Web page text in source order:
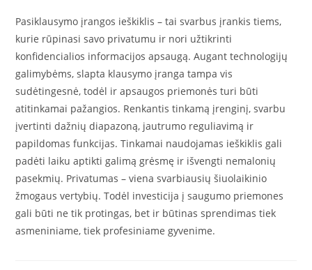
Pasiklausymo įrangos ieškiklis – tai svarbus įrankis tiems,
kurie rūpinasi savo privatumu ir nori užtikrinti
konfidencialios informacijos apsaugą. Augant technologijų
galimybėms, slapta klausymo įranga tampa vis
sudėtingesnė, todėl ir apsaugos priemonės turi būti
atitinkamai pažangios. Renkantis tinkamą įrenginį, svarbu
įvertinti dažnių diapazoną, jautrumo reguliavimą ir
papildomas funkcijas. Tinkamai naudojamas ieškiklis gali
padėti laiku aptikti galimą grėsmę ir išvengti nemalonių
pasekmių. Privatumas – viena svarbiausių šiuolaikinio
žmogaus vertybių. Todėl investicija į saugumo priemones
gali būti ne tik protingas, bet ir būtinas sprendimas tiek
asmeniniame, tiek profesiniame gyvenime.